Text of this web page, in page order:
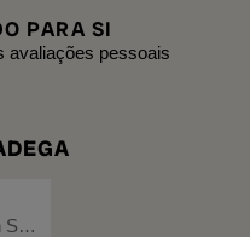
PARA SI
avaliações pessoais